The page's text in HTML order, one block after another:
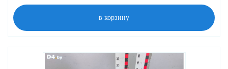
в корзину